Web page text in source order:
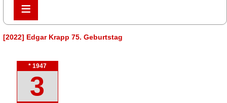
≡
≡
[2022] Edgar Krapp 75. Geburtstag
* 1947
3